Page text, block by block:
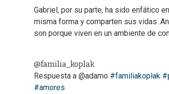
Gabriel, por su parte, ha sido enfático
misma forma y comparten sus vidas.
son porque viven en un ambiente de
@familia_koplak
Respuesta a @adamo #familiakoplak
#amores